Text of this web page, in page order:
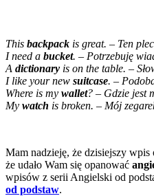
This backpack is great. – Ten
I need a bucket. – Potrzebuję
A dictionary is on the table. –
I like your new suitcase. –
Where is my wallet? – Gdzie jest
My watch is broken. – Mój
Mam nadzieję, że dzisiejszy wpis
że udało Wam się opanować
wpisów z serii Angielski od
od podstaw.